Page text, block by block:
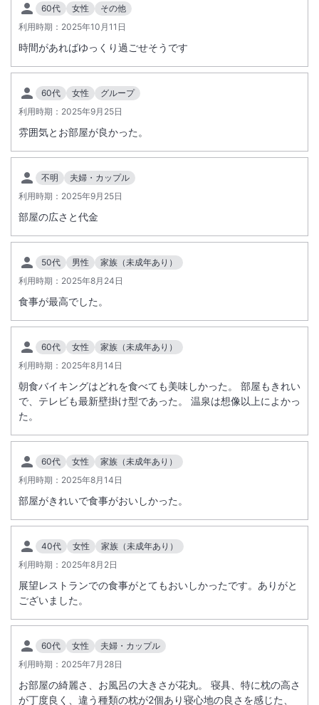
60代 女性
その他
利用時期： 2025年10月11日
時間があればゆっくり過ごせそうです
60代 女性
グループ
利用時期： 2025年9月25日
雰囲気とお部屋が良かった。
不明
夫婦・カップル
利用時期： 2025年9月25日
部屋の広さと代金
50代 男性
家族（未成年あり）
利用時期： 2025年8月24日
食事が最高でした。
60代 女性
家族（未成年あり）
利用時期： 2025年8月14日
朝食バイキングはどれを食べても美味しかった。 部屋もきれい
で、テレビも最新壁掛け型であった。 温泉は想像以上によかっ
た。
60代 女性
家族（未成年あり）
利用時期： 2025年8月14日
部屋がきれいで食事がおいしかった。
40代 女性
家族（未成年あり）
利用時期： 2025年8月2日
展望レストランでの食事がとてもおいしかったです。ありがと
ございました。
60代 女性
夫婦・カップル
利用時期： 2025年7月28日
お部屋の綺麗さ、お風呂の大きさが花丸。 寝具、特に枕の高さ
が丁度良く、違う種類の枕が2個あり寝心地の良さを感じた、